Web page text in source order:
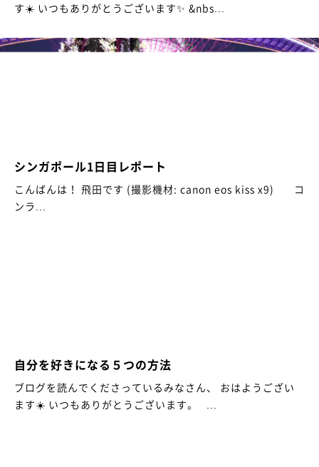
す☀️ いつもありがとうございます✨ &nbs...
シンガポール1日目レポート
こんばんは！ 飛田です (撮影機材: canon eos kiss x9) コ
ンラ...
自分を好きになる５つの方法
ブログを読んでくださっているみなさん、 おはようござい
ます☀️ いつもありがとうございます。 ...